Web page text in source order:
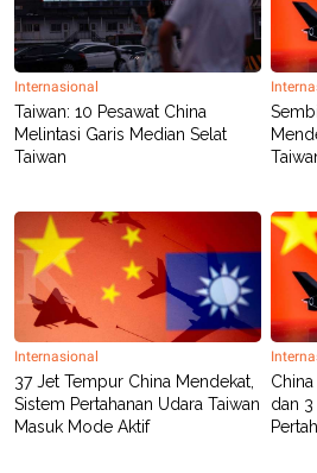
SITEMAPPROFILETERM
USE
PEDOMAN
PEMBERITAAN
POLICY
Internasional
Taiwan: 10 Pesawat China
Melintasi Garis Median Selat
Taiwan
Internasional
37 Jet Tempur China Mendekat,
Sistem Pertahanan Udara Taiwan
Masuk Mode Aktif
dan